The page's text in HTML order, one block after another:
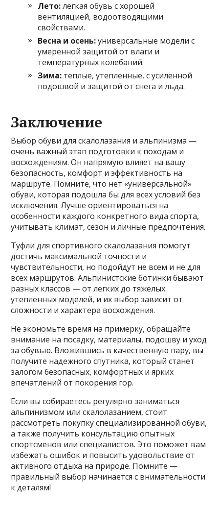
Лето:легкая обувь с хорошей
вентиляцией, водоотводящими
свойствами.
Весна и осень:универсальные модели с
умеренной защитой от влаги и
температурных колебаний.
Зима: теплые, утепленные, с усиленной
подошвой и защитой от снега и льда.
Заключение
Выбор обуви для скалолазания и альпинизма —
очень важный этап подготовки к походам и
восхождениям. Он напрямую влияет на вашу
безопасность, комфорт и эффективность на
маршруте. Помните, что нет «универсальной»
обуви, которая подошла бы для всех условий без
исключения. Лучше ориентироваться на
особенности каждого конкретного вида спорта,
учитывать климат, сезон и личные предпочтения.
Туфли для спортивного скалолазания помогут
достичь максимальной точности и
чувствительности, но подойдут не всем и не для
всех маршрутов. Альпинистские ботинки бывают
разных классов — от легких до тяжелых
утепленных моделей, и их выбор зависит от
сложности и характера восхождения.
Не экономьте время на примерку, обращайте
внимание на посадку, материалы, подошву и уход
за обувью. Вложившись в качественную пару, вы
получите надежного спутника, который станет
залогом безопасных, комфортных и ярких
впечатлений от покорения гор.
Если вы собираетесь регулярно заниматься
альпинизмом или скалолазанием, стоит
рассмотреть покупку специализированной обуви,
а также получить консультацию опытных
спортсменов или специалистов. Это поможет вам
избежать ошибок и повысить удовольствие от
активного отдыха на природе. Помните —
правильный выбор начинается с внимательности
к деталям!